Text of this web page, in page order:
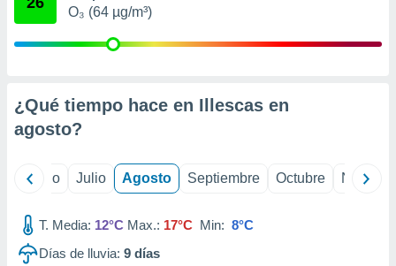
publicidad
1199
O₃ (64 µg/m³)
¿Qué tiempo hace en Illescas en
agosto?
Junio Julio Agosto Septiembre Octubre
T. Media: 12°C Max.: 17°C Min: 8°C
Días de lluvia: 9 días